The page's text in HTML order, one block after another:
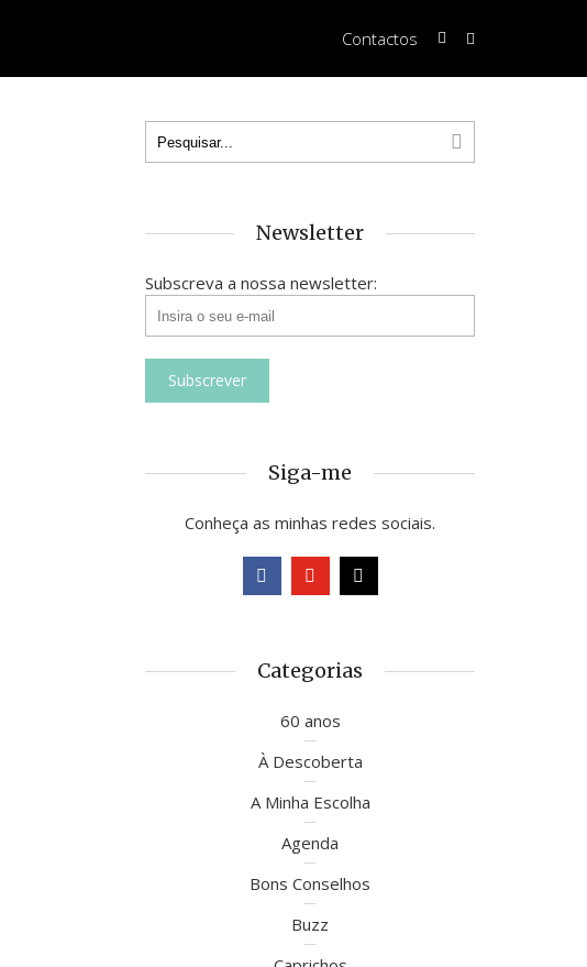
Contactos
Newsletter
Subscreva a nossa newsletter:
Siga-me
Conheça as minhas redes sociais.
Categorias
60 anos
À Descoberta
A Minha Escolha
Agenda
Bons Conselhos
Buzz